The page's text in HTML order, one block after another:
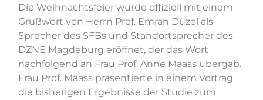
Die Weihnachtsfeier wurde offiziell mit einem
Grußwort von Herrn Prof. Emrah Düzel als
Sprecher des SFBs und Standortsprecher des
DZNE Magdeburg eröffnet, der das Wort
nachfolgend an Frau Prof. Anne Maass übergab.
Frau Prof. Maass präsentierte in einem Vortrag
die bisherigen Ergebnisse der Studie zum